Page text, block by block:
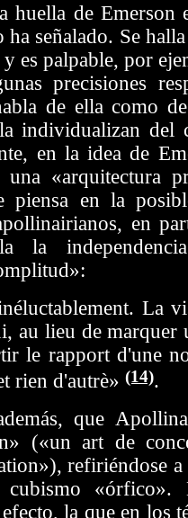
huella de Emerson
señalado. Se
es palpable, por
precisiones
de ella como
individualizan del
en la idea de
«arquitectura
piensa en la
en
la
La
au lieu de marquer
le rapport d'une
rien d'autrè» (14).
que
(«un art de
refiriéndose
cubismo
la que en los